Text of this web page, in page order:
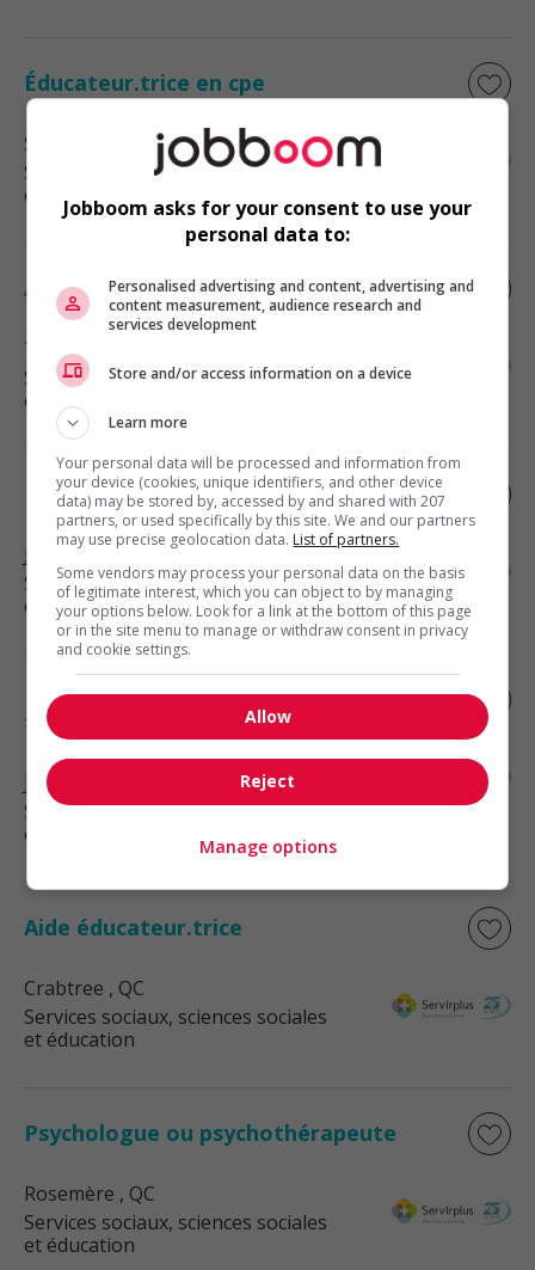
Éducateur.trice en cpe
Saint-Jérôme
, QC
Services sociaux, sciences sociales
et éducation
Aide-éducateur.trice
Terrebonne
Services sociaux, sciences sociales
et éducation
Éducateur lanaudière
Joliette
, QC
Services sociaux, sciences sociales
et éducation
Éducateur.trice / remplacement long
terme, joliette
Joliette
Services sociaux, sciences sociales
et éducation
Aide éducateur.trice
Crabtree , QC
Services sociaux, sciences sociales
et éducation
Psychologue ou psychothérapeute
Rosemère , QC
Services sociaux, sciences sociales
et éducation
Jobboom asks for your consent to use your
personal data to:
Personalised advertising and content, advertising and
content measurement, audience research and
services development
Store and/or access information on a device
Learn more
Your personal data will be processed and information from
your device (cookies, unique identifiers, and other device
data) may be stored by, accessed by and shared with 207
partners, or used specifically by this site. We and our partners
may use precise geolocation data. List of partners.
Some vendors may process your personal data on the basis
of legitimate interest, which you can object to by managing
your options below. Look for a link at the bottom of this page
or in the site menu to manage or withdraw consent in privacy
and cookie settings.
Allow
Reject
Manage options